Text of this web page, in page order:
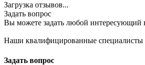
Загрузка отзывов...
Задать вопрос
Вы можете задать любой интересующий
Наши квалифицированные специалисты
Задать вопрос